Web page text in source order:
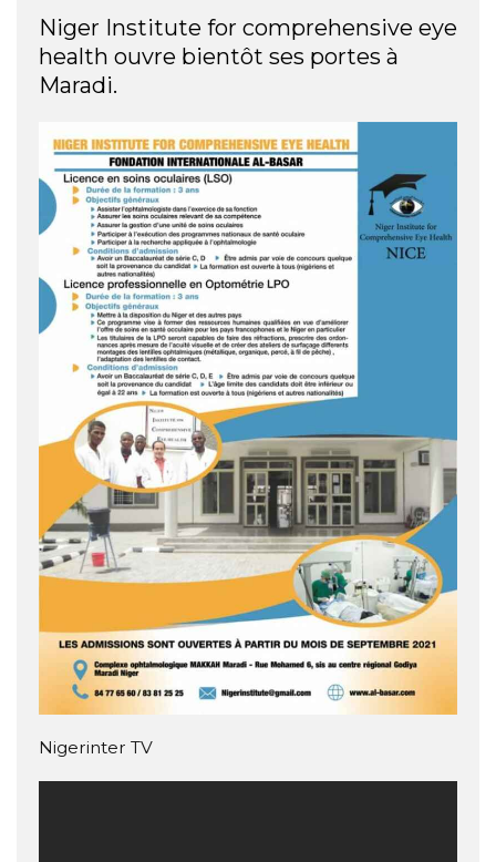
Niger Institute for comprehensive eye
health ouvre bientôt ses portes à
Maradi.
Nigerinter TV